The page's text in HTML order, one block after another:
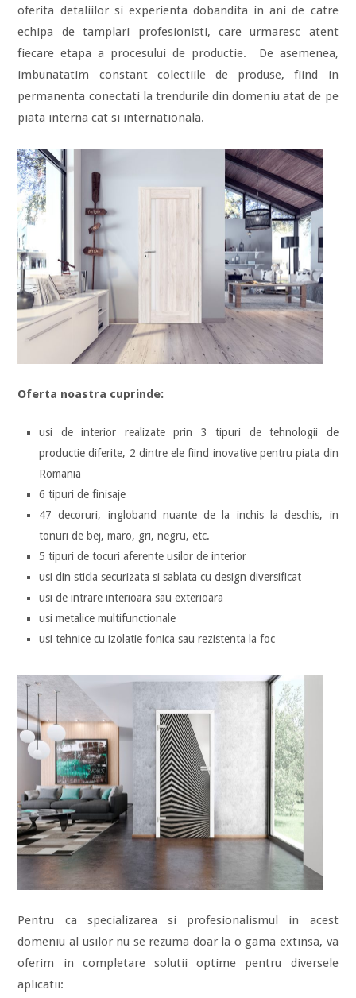
oferita detaliilor si experienta dobandita in ani de catre
echipa de tamplari profesionisti, care urmaresc atent
fiecare etapa a procesului de productie. De asemenea,
imbunatatim constant colectiile de produse, fiind in
permanenta conectati la trendurile din domeniu atat de pe
piata interna cat si internationala.
Oferta noastra cuprinde:
usi de interior realizate prin 3 tipuri de tehnologii de
productie diferite, 2 dintre ele fiind inovative pentru piata din
Romania
6 tipuri de finisaje
47 decoruri, ingloband nuante de la inchis la deschis, in
tonuri de bej, maro, gri, negru, etc.
5 tipuri de tocuri aferente usilor de interior
usi din sticla securizata si sablata cu design diversificat
usi de intrare interioara sau exterioara
usi metalice multifunctionale
usi tehnice cu izolatie fonica sau rezistenta la foc
Pentru ca specializarea si profesionalismul in acest
domeniu al usilor nu se rezuma doar la o gama extinsa, va
oferim in completare solutii optime pentru diversele
aplicatii: